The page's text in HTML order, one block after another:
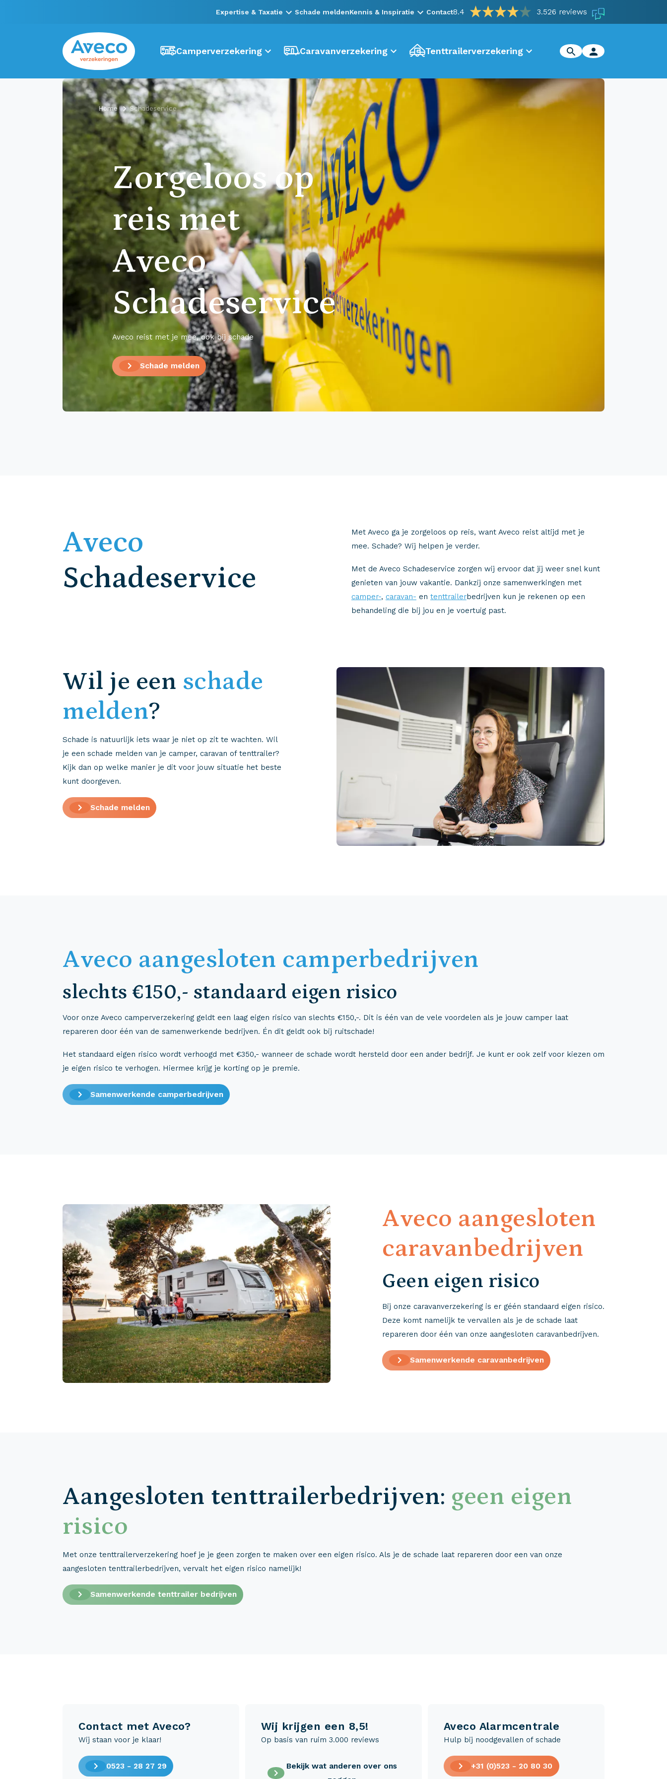
Expertise & Taxatie Schade meldenKennis & Inspiratie Contact8.4 3.526 reviews
Camperverzekering Caravanverzekering Tenttrailerverzekering
Home Schadeservice
Zorgeloos op
reis met
Aveco
Schadeservice
Aveco reist met je mee, ook bij schade
Schade melden
Aveco
Schadeservice
Met Aveco ga je zorgeloos op reis, want Aveco reist altijd met je
mee. Schade? Wij helpen je verder.
Met de Aveco Schadeservice zorgen wij ervoor dat jij weer snel kunt
genieten van jouw vakantie. Dankzij onze samenwerkingen met
camper-, caravan- en tenttrailerbedrijven kun je rekenen op een
behandeling die bij jou en je voertuig past.
Wil je een schade
melden?
Schade is natuurlijk iets waar je niet op zit te wachten. Wil
je een schade melden van je camper, caravan of tenttrailer?
Kijk dan op welke manier je dit voor jouw situatie het beste
kunt doorgeven.
Schade melden
Aveco aangesloten camperbedrijven
slechts €150,- standaard eigen risico
Voor onze Aveco camperverzekering geldt een laag eigen risico van slechts €150,-. Dit is één van de vele voordelen als je jouw camper laat
repareren door één van de samenwerkende bedrijven. Én dit geldt ook bij ruitschade!
Het standaard eigen risico wordt verhoogd met €350,- wanneer de schade wordt hersteld door een ander bedrijf. Je kunt er ook zelf voor kiezen om
je eigen risico te verhogen. Hiermee krijg je korting op je premie.
Samenwerkende camperbedrijven
Aveco aangesloten
caravanbedrijven
Geen eigen risico
Bij onze caravanverzekering is er géén standaard eigen risico.
Deze komt namelijk te vervallen als je de schade laat
repareren door één van onze aangesloten caravanbedrijven.
Samenwerkende caravanbedrijven
Aangesloten tenttrailerbedrijven: geen eigen
risico
Met onze tenttrailerverzekering hoef je je geen zorgen te maken over een eigen risico. Als je de schade laat repareren door een van onze
aangesloten tenttrailerbedrijven, vervalt het eigen risico namelijk!
Samenwerkende tenttrailer bedrijven
Contact met Aveco?
Wij staan voor je klaar!
0523 - 28 27 29
Wij krijgen een 8,5!
Op basis van ruim 3.000 reviews
Bekijk wat anderen over ons
Aveco Alarmcentrale
Hulp bij noodgevallen of schade
+31 (0)523 - 20 80 30